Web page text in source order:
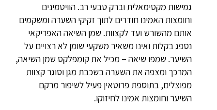
גמישות מקסימאלית וברק טבעי רב. הוויטמינים
וחומצות האמינו חודרים לתוך זקיקי השערה ומשקמים
אותם מהשורש ועד לקצוות. שמן השיאה האפריקאי
נספג בקלות ואינו משאיר משקעי שומן לא רצויים על
השיער. שמפו שיאה – מכיל את קומפלקס שמן השיאה,
המרכך ומצפה את השערה בשכבת מגן וסוגר קצוות
מפוצלים, בתוספת פרוטאין פעיל לשיפור מרקם
השיער וחומצות אמינו לחיזוקו.